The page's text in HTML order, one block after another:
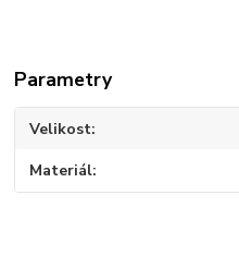
Parametry
Velikost
Materiál